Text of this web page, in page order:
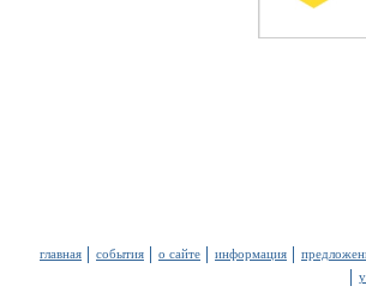
главная события о сайте информация